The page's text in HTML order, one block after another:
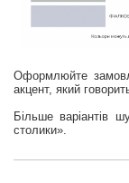
Оформлюйте
акцент, який
Більше варіантів
столики».